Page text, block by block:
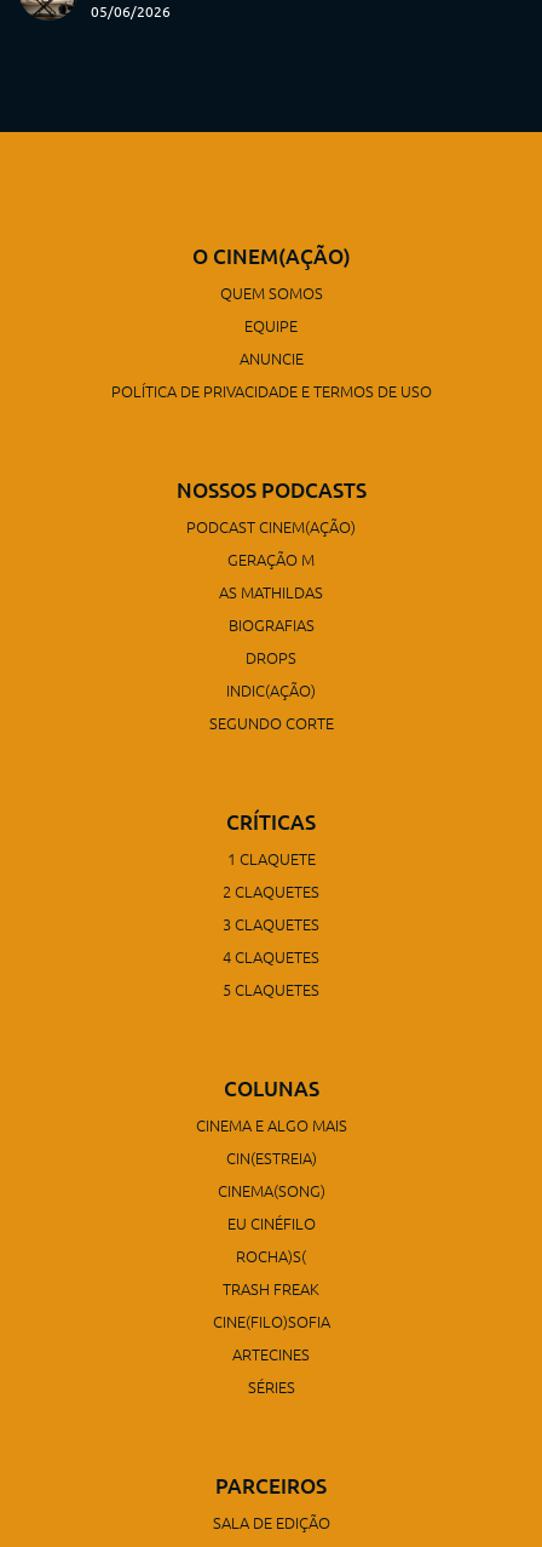
05/06/2026
O CINEM(AÇÃO)
QUEM SOMOS
EQUIPE
ANUNCIE
POLÍTICA DE PRIVACIDADE E TERMOS DE USO
NOSSOS PODCASTS
PODCAST CINEM(AÇÃO)
GERAÇÃO M
AS MATHILDAS
BIOGRAFIAS
DROPS
INDIC(AÇÃO)
SEGUNDO CORTE
CRÍTICAS
1 CLAQUETE
2 CLAQUETES
3 CLAQUETES
4 CLAQUETES
5 CLAQUETES
COLUNAS
CINEMA E ALGO MAIS
CIN(ESTREIA)
CINEMA(SONG)
EU CINÉFILO
ROCHA)S(
TRASH FREAK
CINE(FILO)SOFIA
ARTECINES
SÉRIES
PARCEIROS
SALA DE EDIÇÃO